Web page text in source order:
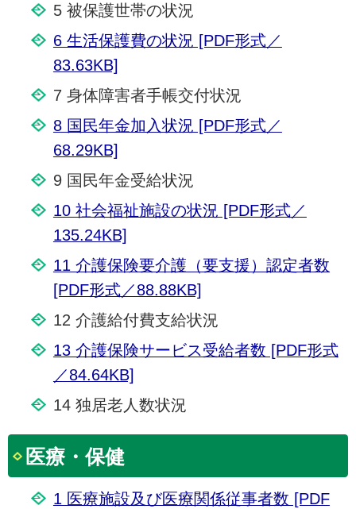
5 被保護世帯の状況
6 生活保護費の状況 [PDF形式／
83.63KB]
7 身体障害者手帳交付状況
8 国民年金加入状況 [PDF形式／
68.29KB]
9 国民年金受給状況
10 社会福祉施設の状況 [PDF形式／
135.24KB]
11 介護保険要介護（要支援）認定者数
[PDF形式／88.88KB]
12 介護給付費支給状況
13 介護保険サービス受給者数 [PDF形式
／84.64KB]
14 独居老人数状況
医療・保健
1 医療施設及び医療関係従事者数 [PDF